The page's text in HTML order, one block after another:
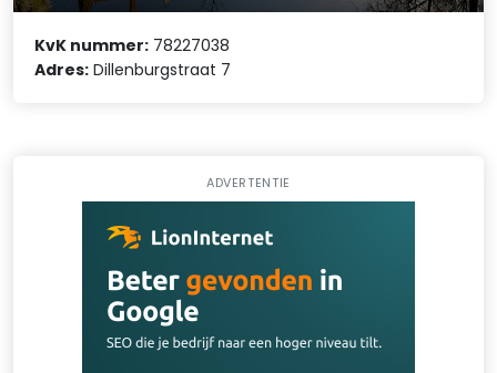
KvK nummer: 78227038
Adres: Dillenburgstraat 7
ADVERTENTIE